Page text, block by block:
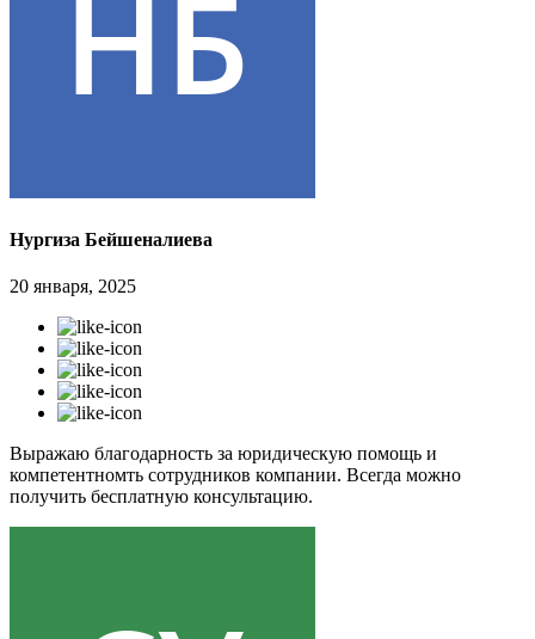
Нургиза Бейшеналиева
20 января, 2025
Выражаю благодарность за юридическую помощь и
компетентномть сотрудников компании. Всегда можно
получить бесплатную консультацию.